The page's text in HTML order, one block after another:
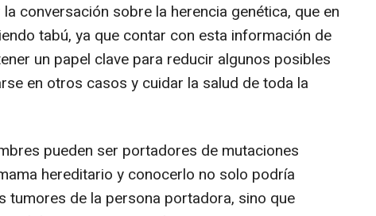
conversación sobre la herencia genética, que en
tabú, ya que contar con esta información de
un papel clave para reducir algunos posibles
en otros casos y cuidar la salud de toda la
pueden ser portadores de mutaciones
hereditario y conocerlo no solo podría
tumores de la persona portadora, sino que